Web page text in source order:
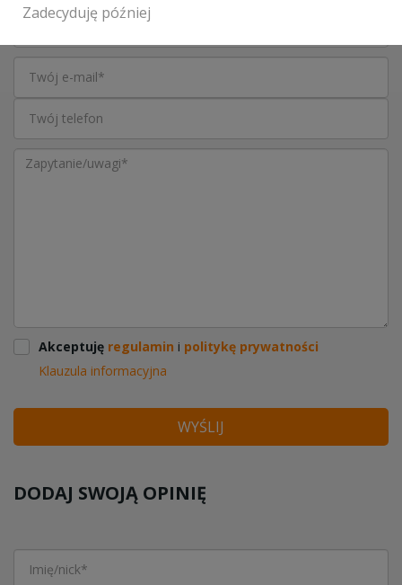
Akceptuję regulamin i politykę prywatności
Klauzula informacyjna
WYŚLIJ
DODAJ SWOJĄ OPINIĘ
Zadecyduję później